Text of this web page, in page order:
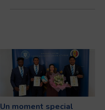
Un moment special